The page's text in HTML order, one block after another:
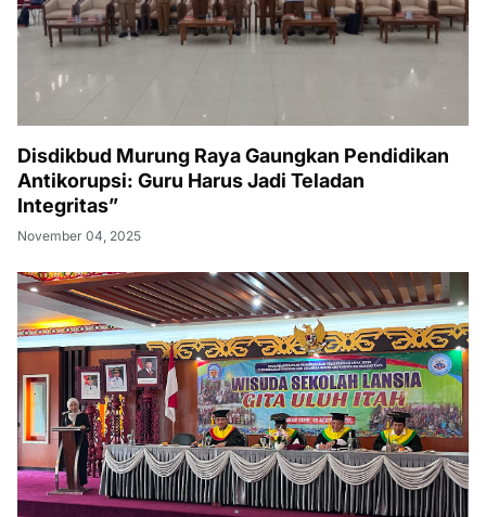
Disdikbud Murung Raya Gaungkan Pendidikan
Antikorupsi: Guru Harus Jadi Teladan
Integritas”
November 04, 2025